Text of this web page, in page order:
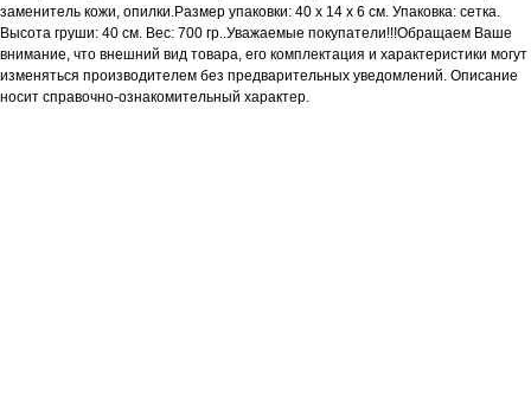
заменитель кожи, опилки.Размер упаковки: 40 x 14 x 6 см. Упаковка: сетка.
Высота груши: 40 см. Вес: 700 гр..Уважаемые покупатели!!!Обращаем Ваше
внимание, что внешний вид товара, его комплектация и характеристики могут
изменяться производителем без предварительных уведомлений. Описание
носит справочно-ознакомительный характер.